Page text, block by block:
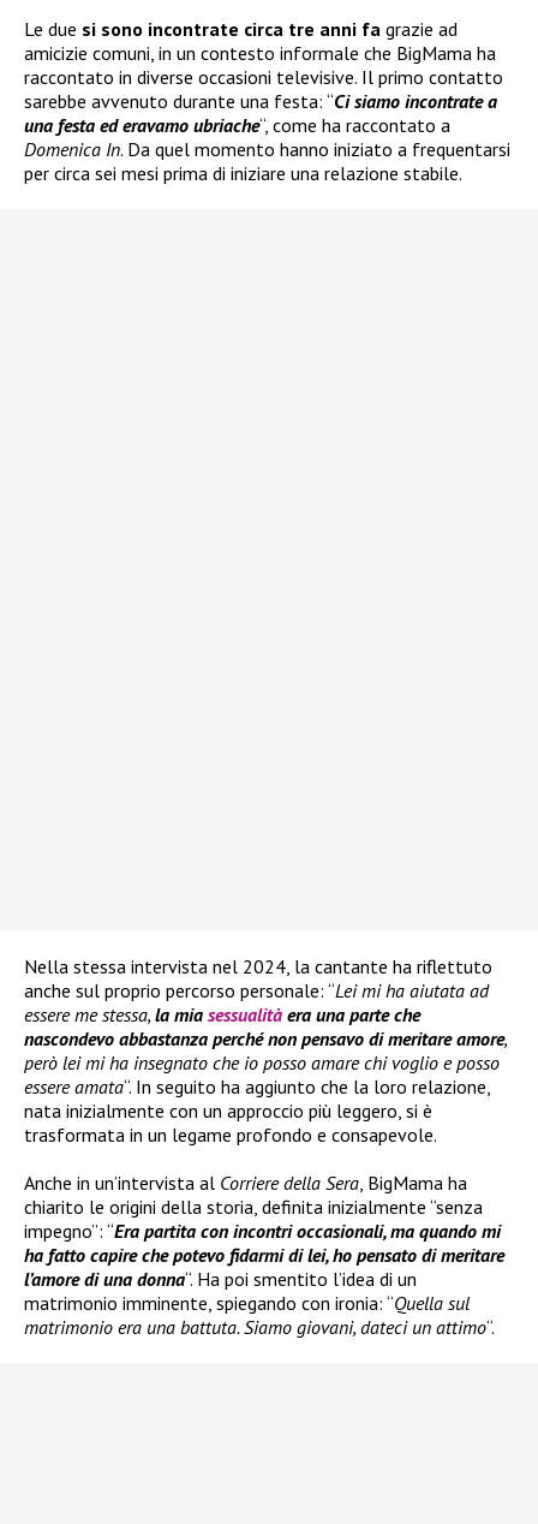
Le due si sono incontrate circa tre anni fa grazie ad
amicizie comuni, in un contesto informale che BigMama ha
raccontato in diverse occasioni televisive. Il primo contatto
sarebbe avvenuto durante una festa: “Ci siamo incontrate a
una festa ed eravamo ubriache“, come ha raccontato a
Domenica In. Da quel momento hanno iniziato a frequentarsi
per circa sei mesi prima di iniziare una relazione stabile.
Nella stessa intervista nel 2024, la cantante ha riflettuto
anche sul proprio percorso personale: “Lei mi ha aiutata ad
essere me stessa, la mia sessualità era una parte che
nascondevo abbastanza perché non pensavo di meritare amore,
però lei mi ha insegnato che io posso amare chi voglio e posso
essere amata“. In seguito ha aggiunto che la loro relazione,
nata inizialmente con un approccio più leggero, si è
trasformata in un legame profondo e consapevole.
Anche in un’intervista al Corriere della Sera, BigMama ha
chiarito le origini della storia, definita inizialmente “senza
impegno”: “Era partita con incontri occasionali, ma quando mi
ha fatto capire che potevo fidarmi di lei, ho pensato di meritare
l’amore di una donna“. Ha poi smentito l’idea di un
matrimonio imminente, spiegando con ironia: “Quella sul
matrimonio era una battuta. Siamo giovani, dateci un attimo“.